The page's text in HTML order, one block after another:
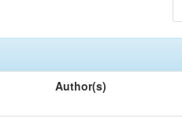
Author(s)